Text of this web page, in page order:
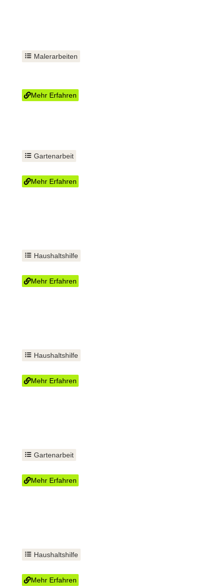
Malerarbeiten
Mehr Erfahren
Gartenarbeit
Mehr Erfahren
Haushaltshilfe
Mehr Erfahren
Haushaltshilfe
Mehr Erfahren
Gartenarbeit
Mehr Erfahren
Haushaltshilfe
Mehr Erfahren